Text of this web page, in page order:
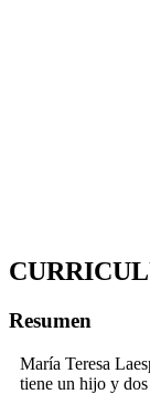
Resumen
María Teresa
tiene un hijo y